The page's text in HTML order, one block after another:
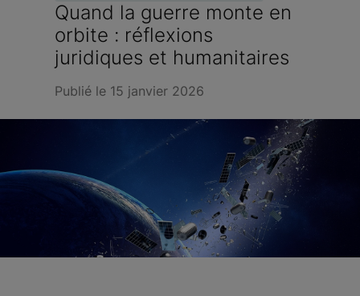
Quand la guerre monte en
orbite : réflexions
juridiques et humanitaires
Publié le 15 janvier 2026